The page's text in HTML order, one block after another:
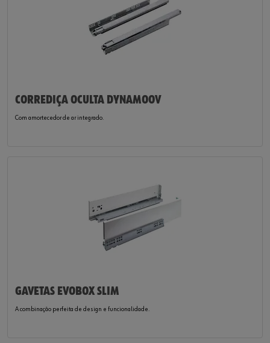
CORREDIÇA OCULTA DYNAMOOV
Com amortecedor de ar integrado.
GAVETAS EVOBOX SLIM
A combinação perfeita de design e funcionalidade.